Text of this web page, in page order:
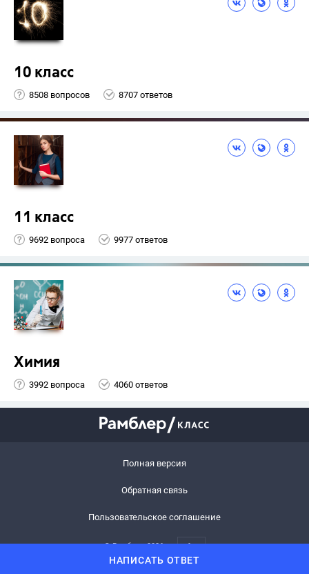
НАПИСАТЬ ОТВЕТ
10 класс
8508 вопросов 8707 ответов
11 класс
9692 вопроса 9977 ответов
Химия
3992 вопроса 4060 ответов
Полная версия
Обратная связь
Пользовательское соглашение
© Рамблер,2026 6+